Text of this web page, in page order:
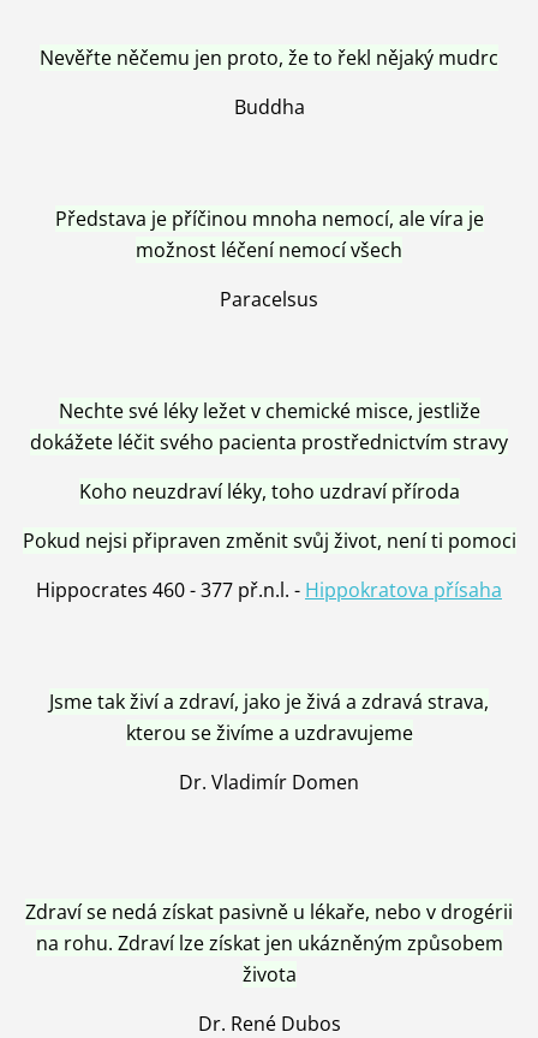
Nevěřte něčemu jen proto, že to řekl nějaký mudrc
Buddha
Představa je příčinou mnoha nemocí, ale víra je
možnost léčení nemocí všech
Paracelsus
Nechte své léky ležet v chemické misce, jestliže
dokážete léčit svého pacienta prostřednictvím stravy
Koho neuzdraví léky, toho uzdraví příroda
Pokud nejsi připraven změnit svůj život, není ti pomoci
Hippocrates 460 - 377 př.n.l. - Hippokratova přísaha
Jsme tak živí a zdraví, jako je živá a zdravá strava,
kterou se živíme a uzdravujeme
Dr. Vladimír Domen
Zdraví se nedá získat pasivně u lékaře, nebo v drogérii
na rohu. Zdraví lze získat jen ukázněným způsobem
života
Dr. René Dubos